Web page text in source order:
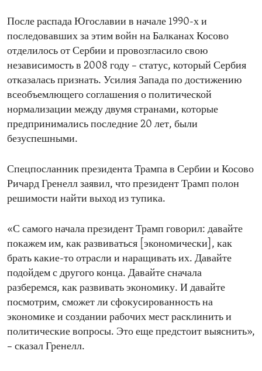
После распада Югославии в начале 1990-х и
последовавших за этим войн на Балканах Косово
отделилось от Сербии и провозгласило свою
независимость в 2008 году – статус, который Сербия
отказалась признать. Усилия Запада по достижению
всеобъемлющего соглашения о политической
нормализации между двумя странами, которые
предпринимались последние 20 лет, были
безуспешными.
Спецпосланник президента Трампа в Сербии и Косово
Ричард Гренелл заявил, что президент Трамп полон
решимости найти выход из тупика.
«С самого начала президент Трамп говорил: давайте
покажем им, как развиваться [экономически], как
брать какие-то отрасли и наращивать их. Давайте
подойдем с другого конца. Давайте сначала
разберемся, как развивать экономику. И давайте
посмотрим, сможет ли сфокусированность на
экономике и создании рабочих мест расклинить и
политические вопросы. Это еще предстоит выяснить»,
– сказал Гренелл.